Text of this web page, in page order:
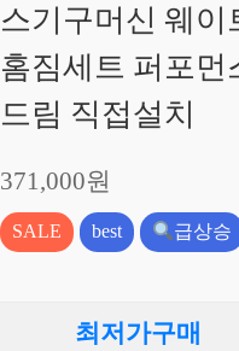
스기구머신 웨이
홈짐세트 퍼포먼
드림 직접설치
371,000원
SALE best 급상승
최저가구매